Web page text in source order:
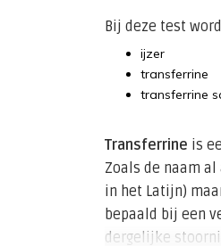
Bij deze test
ijzer
transferrine
transferrine
Transferrine is
Zoals de naam
in het Latijn)
bepaald bij een
dergelijke